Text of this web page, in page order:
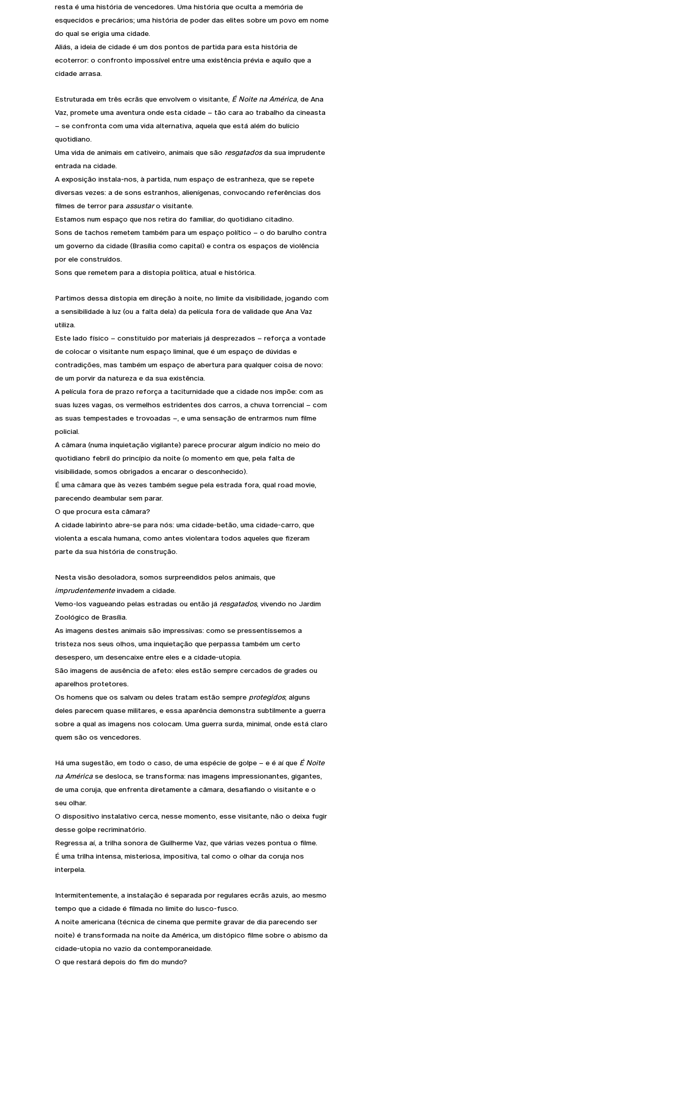
resta é uma história de vencedores. Uma história que oculta a memória de
esquecidos e precários; uma história de poder das elites sobre um povo em nome
do qual se erigia uma cidade.
Aliás, a ideia de cidade é um dos pontos de partida para esta história de
ecoterror: o confronto impossível entre uma existência prévia e aquilo que a
cidade arrasa.
Estruturada em três ecrãs que envolvem o visitante, É Noite na América, de Ana
Vaz, promete uma aventura onde esta cidade – tão cara ao trabalho da cineasta
– se confronta com uma vida alternativa, aquela que está além do bulício
quotidiano.
Uma vida de animais em cativeiro, animais que são resgatadosda sua imprudente
entrada na cidade.
A exposição instala-nos, à partida, num espaço de estranheza, que se repete
diversas vezes: a de sons estranhos, alienígenas, convocando referências dos
filmes de terror para assustaro visitante.
Estamos num espaço que nos retira do familiar, do quotidiano citadino.
Sons de tachos remetem também para um espaço político – o do barulho contra
um governo da cidade (Brasília como capital) e contra os espaços de violência
por ele construídos.
Sons que remetem para a distopia política, atual e histórica.
Partimos dessa distopia em direção à noite, no limite da visibilidade, jogando com
a sensibilidade à luz (ou a falta dela) da película fora de validade que Ana Vaz
utiliza.
Este lado físico – constituído por materiais já desprezados – reforça a vontade
de colocar o visitante num espaço liminal, que é um espaço de dúvidas e
contradições, mas também um espaço de abertura para qualquer coisa de novo:
de um porvir da natureza e da sua existência.
A película fora de prazo reforça a taciturnidade que a cidade nos impõe: com as
suas luzes vagas, os vermelhos estridentes dos carros, a chuva torrencial – com
as suas tempestades e trovoadas –, e uma sensação de entrarmos num filme
policial.
A câmara (numa inquietação vigilante) parece procurar algum indício no meio do
quotidiano febril do princípio da noite (o momento em que, pela falta de
visibilidade, somos obrigados a encarar o desconhecido).
É uma câmara que às vezes também segue pela estrada fora, qual road movie,
parecendo deambular sem parar.
O que procura esta câmara?
A cidade labirinto abre-se para nós: uma cidade-betão, uma cidade-carro, que
violenta a escala humana, como antes violentara todos aqueles que fizeram
parte da sua história de construção.
Nesta visão desoladora, somos surpreendidos pelos animais, que
imprudentementeinvadem a cidade.
Vemo-los vagueando pelas estradas ou então já resgatados, vivendo no Jardim
Zoológico de Brasília.
As imagens destes animais são impressivas: como se pressentíssemos a
tristeza nos seus olhos, uma inquietação que perpassa também um certo
desespero, um desencaixe entre eles e a cidade-utopia.
São imagens de ausência de afeto: eles estão sempre cercados de grades ou
aparelhos protetores.
Os homens que os salvam ou deles tratam estão sempre protegidos; alguns
deles parecem quase militares, e essa aparência demonstra subtilmente a guerra
sobre a qual as imagens nos colocam. Uma guerra surda, minimal, onde está claro
quem são os vencedores.
Há uma sugestão, em todo o caso, de uma espécie de golpe – e é aí que É Noite
na América se desloca, se transforma: nas imagens impressionantes, gigantes,
de uma coruja, que enfrenta diretamente a câmara, desafiando o visitante e o
seu olhar.
O dispositivo instalativo cerca, nesse momento, esse visitante, não o deixa fugir
desse golpe recriminatório.
Regressa aí, a trilha sonora de Guilherme Vaz, que várias vezes pontua o filme.
É uma trilha intensa, misteriosa, impositiva, tal como o olhar da coruja nos
interpela.
Intermitentemente, a instalação é separada por regulares ecrãs azuis, ao mesmo
tempo que a cidade é filmada no limite do lusco-fusco.
A noite americana (técnica de cinema que permite gravar de dia parecendo ser
noite) é transformada na noite da América, um distópico filme sobre o abismo da
cidade-utopia no vazio da contemporaneidade.
O que restará depois do fim do mundo?